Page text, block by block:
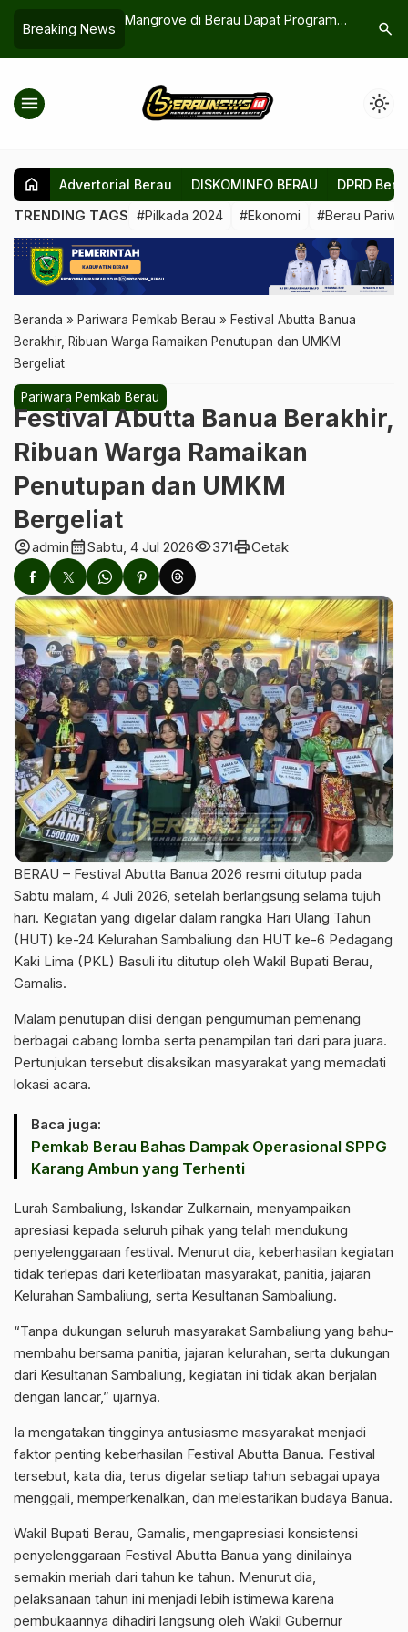
Breaking News
Mangrove di Berau Dapat Program
search
menu light_mode
home Advertorial Berau DISKOMINFO BERAU DPRD
TRENDING TAGS #Pilkada 2024 #Ekonomi #Berau
Beranda » Pariwara Pemkab Berau » Festival Abutta Banua
Berakhir, Ribuan Warga Ramaikan Penutupan dan UMKM
Bergeliat
Pariwara Pemkab Berau
Festival Abutta Banua Berakhir,
Ribuan Warga Ramaikan
Penutupan dan UMKM
Bergeliat
account_circleadmincalendar_monthSabtu, 4 Jul 2026visibility371printCetak
BERAU – Festival Abutta Banua 2026 resmi ditutup pada
Sabtu malam, 4 Juli 2026, setelah berlangsung selama tujuh
hari. Kegiatan yang digelar dalam rangka Hari Ulang Tahun
(HUT) ke-24 Kelurahan Sambaliung dan HUT ke-6 Pedagang
Kaki Lima (PKL) Basuli itu ditutup oleh Wakil Bupati Berau,
Gamalis.
Malam penutupan diisi dengan pengumuman pemenang
berbagai cabang lomba serta penampilan tari dari para juara.
Pertunjukan tersebut disaksikan masyarakat yang memadati
lokasi acara.
Baca juga:
Pemkab Berau Bahas Dampak Operasional SPPG
Karang Ambun yang Terhenti
Lurah Sambaliung, Iskandar Zulkarnain, menyampaikan
apresiasi kepada seluruh pihak yang telah mendukung
penyelenggaraan festival. Menurut dia, keberhasilan kegiatan
tidak terlepas dari keterlibatan masyarakat, panitia, jajaran
Kelurahan Sambaliung, serta Kesultanan Sambaliung.
“Tanpa dukungan seluruh masyarakat Sambaliung yang bahu-
membahu bersama panitia, jajaran kelurahan, serta dukungan
dari Kesultanan Sambaliung, kegiatan ini tidak akan berjalan
dengan lancar,” ujarnya.
Ia mengatakan tingginya antusiasme masyarakat menjadi
faktor penting keberhasilan Festival Abutta Banua. Festival
tersebut, kata dia, terus digelar setiap tahun sebagai upaya
menggali, memperkenalkan, dan melestarikan budaya Banua.
Wakil Bupati Berau, Gamalis, mengapresiasi konsistensi
penyelenggaraan Festival Abutta Banua yang dinilainya
semakin meriah dari tahun ke tahun. Menurut dia,
pelaksanaan tahun ini menjadi lebih istimewa karena
pembukaannya dihadiri langsung oleh Wakil Gubernur